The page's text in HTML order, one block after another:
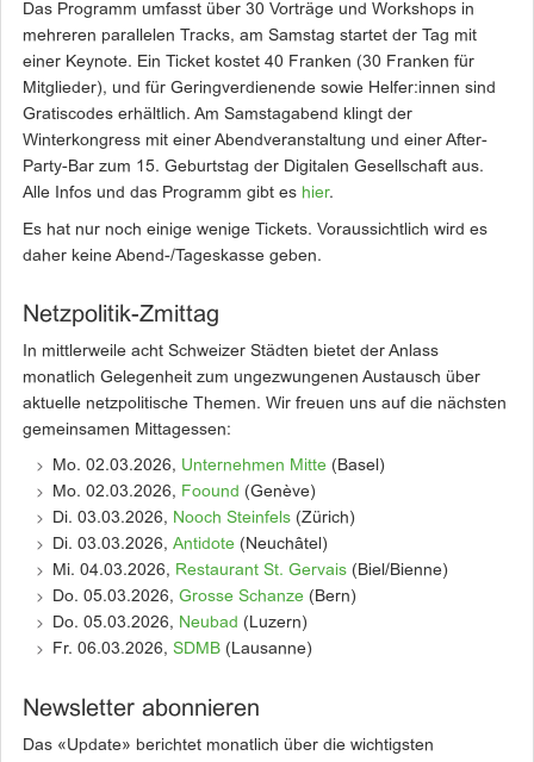
Das Programm umfasst über 30 Vorträge und Workshops in
mehreren parallelen Tracks, am Samstag startet der Tag mit
einer Keynote. Ein Ticket kostet 40 Franken (30 Franken für
Mitglieder), und für Geringverdienende sowie Helfer:innen sind
Gratiscodes erhältlich. Am Samstagabend klingt der
Winterkongress mit einer Abendveranstaltung und einer After-
Party-Bar zum 15. Geburtstag der Digitalen Gesellschaft aus.
Alle Infos und das Programm gibt es hier.
Es hat nur noch einige wenige Tickets. Voraussichtlich wird es
daher keine Abend-/Tageskasse geben.
Netzpolitik-Zmittag
In mittlerweile acht Schweizer Städten bietet der Anlass
monatlich Gelegenheit zum ungezwungenen Austausch über
aktuelle netzpolitische Themen. Wir freuen uns auf die nächsten
gemeinsamen Mittagessen:
Mo. 02.03.2026, Unternehmen Mitte (Basel)
Mo. 02.03.2026, Foound (Genève)
Di. 03.03.2026, Nooch Steinfels (Zürich)
Di. 03.03.2026, Antidote (Neuchâtel)
Mi. 04.03.2026, Restaurant St. Gervais (Biel/Bienne)
Do. 05.03.2026, Grosse Schanze (Bern)
Do. 05.03.2026, Neubad (Luzern)
Fr. 06.03.2026, SDMB (Lausanne)
Newsletter abonnieren
Das «Update» berichtet monatlich über die wichtigsten